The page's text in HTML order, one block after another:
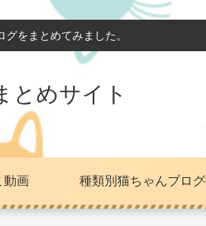
をまとめてみました。
とめサイト
動画 種類別猫ちゃんブログ